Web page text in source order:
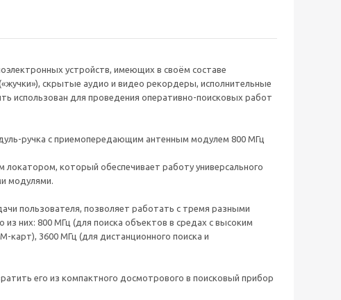
устройств, имеющих в своём составе
скрытые аудио и видео рекордеры, исполнительные
использован для проведения оперативно-поисковых работ
ручка с приемопередающим антенным модулем 800 МГц
который обеспечивает работу универсального
модулями.
пользователя, позволяет работать с тремя разными
них: 800 МГц (для поиска объектов в средах с высоким
карт), 3600 МГц (для дистанционного поиска и
его из компактного досмотрового в поисковый прибор